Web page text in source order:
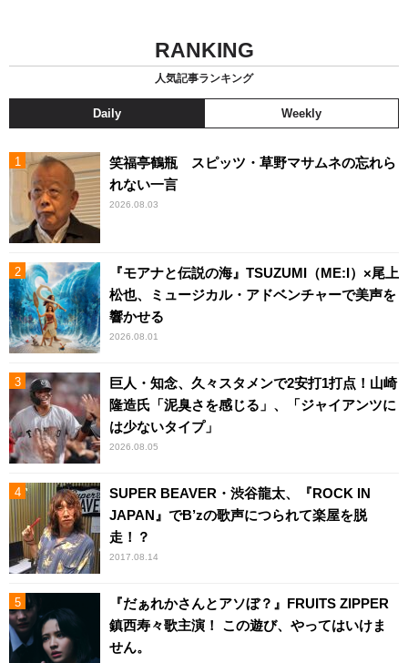
RANKING
人気記事ランキング
Daily Weekly
笑福亭鶴瓶 スピッツ・草野マサムネの忘れら
れない一言
2026.08.03
『モアナと伝説の海』TSUZUMI（ME:I）×尾上
松也、ミュージカル・アドベンチャーで美声を
響かせる
2026.08.01
巨人・知念、久々スタメンで2安打1打点！山崎
隆造氏「泥臭さを感じる」、「ジャイアンツに
は少ないタイプ」
2026.08.05
SUPER BEAVER・渋谷龍太、『ROCK IN
JAPAN』でB’zの歌声につられて楽屋を脱
走！？
2017.08.14
『だぁれかさんとアソぼ？』FRUITS ZIPPER
鎮西寿々歌主演！ この遊び、やってはいけま
せん。